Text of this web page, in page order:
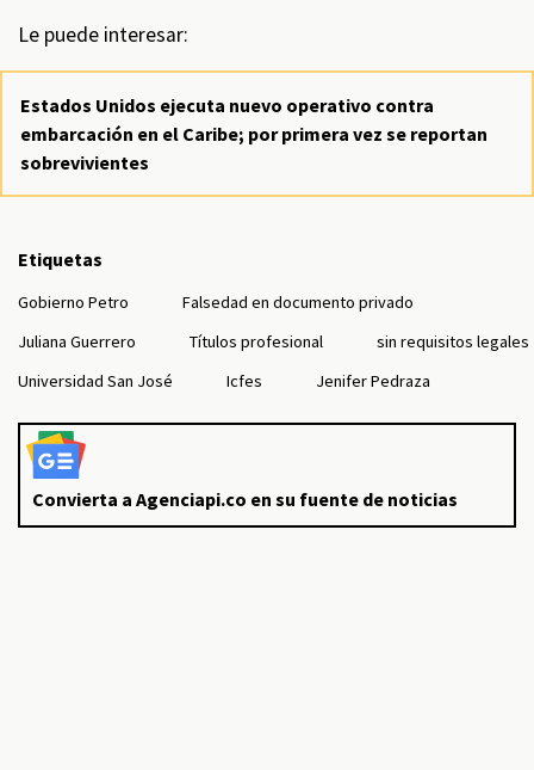
Le puede interesar:
Estados Unidos ejecuta nuevo operativo contra
embarcación en el Caribe; por primera vez se reportan
sobrevivientes
Etiquetas
Gobierno Petro
Falsedad en documento privado
Juliana Guerrero
Títulos profesional
sin requisitos legales
Universidad San José
Icfes Jenifer Pedraza
Convierta a Agenciapi.co en su fuente de noticias